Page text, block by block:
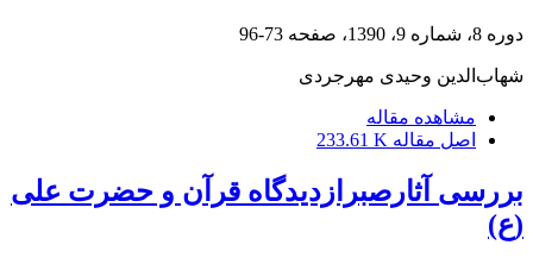
دوره 8، شماره 9، 1390، صفحه 73-96
شهاب‌الدین وحیدی مهرجردی
مشاهده مقاله
اصل مقاله 233.61 K
بررسی آثارصبرازدیدگاه قرآن و حضرت علی
(ع)